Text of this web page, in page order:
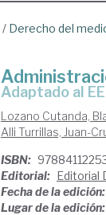
/ Derecho del
Adaptado al
Lozano Cutanda,
Alli Turrillas, Juan-
ISBN:
Editorial: Editorial
Fecha de la edición:
Lugar de la edición: